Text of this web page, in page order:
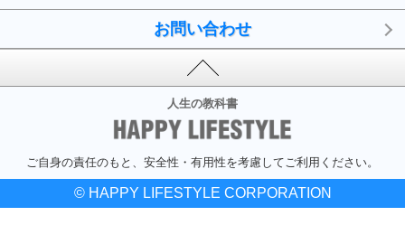
お問い合わせ
人生の教科書
ご自身の責任のもと、安全性・有用性を考慮してご利用ください。
© HAPPY LIFESTYLE CORPORATION